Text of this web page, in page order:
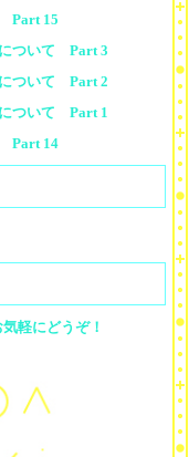
Part 15
について Part 3
について Part 2
について Part 1
Part 14
軽にどうぞ！